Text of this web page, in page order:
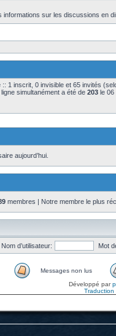
sur les discussions en
:: 1 inscrit, 0 invisible et 65 invités
simultanément a été de 203 le 06
aujourd’hui.
membres | Notre membre le plus
Nom d’utilisateur: Mot
Messages non lus
Développé par
Traduction